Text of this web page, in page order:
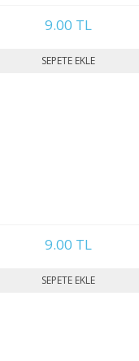
9.00 TL
9.00 TL